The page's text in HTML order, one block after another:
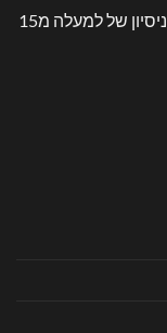
יבואנים של קופות וציוד משלים לעסקים, עם ניסיון של למעלה מ15